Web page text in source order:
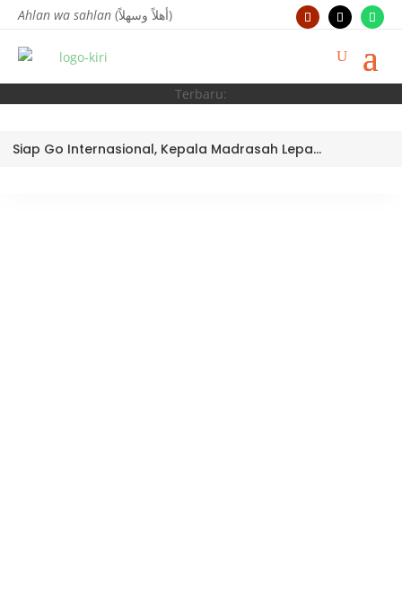
Ahlan wa sahlan (أهلاً وسهلاً)
Terbaru:
Siap Go Internasional, Kepala Madrasah Lepas Tim Robotik MTsN 3 Kota Padang Ikuti World Robotic Center Competition 2026 di Malaysia